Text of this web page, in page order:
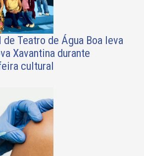
Teatro de Água Boa leva
Xavantina durante
cultural